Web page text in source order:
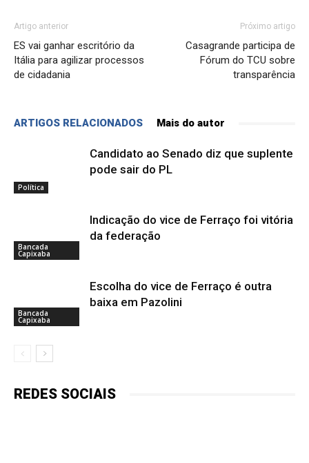
Artigo anterior
ES vai ganhar escritório da
Itália para agilizar processos
de cidadania
Próximo artigo
Casagrande participa de
Fórum do TCU sobre
transparência
ARTIGOS RELACIONADOS Mais do autor
Política
Candidato ao Senado diz que suplente
pode sair do PL
Bancada
Capixaba
Indicação do vice de Ferraço foi vitória
da federação
Bancada
Capixaba
Escolha do vice de Ferraço é outra
baixa em Pazolini
REDES SOCIAIS